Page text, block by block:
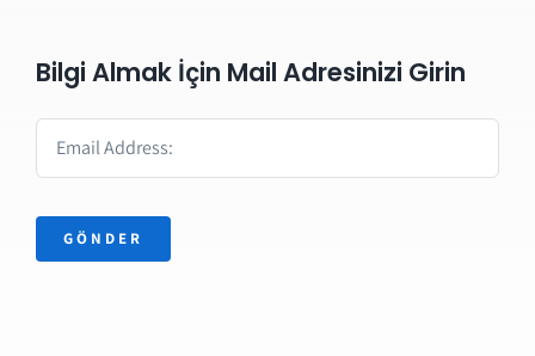
Bilgi Almak İçin Mail Adresinizi Girin
GÖNDER